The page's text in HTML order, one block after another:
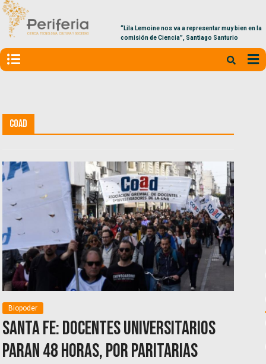
“Lila Lemoine nos va a representar muy bien en la
comisión de Ciencia”, Santiago Santurio
COAD
Biopoder
Santa Fe: docentes universitarios
paran 48 horas, por paritarias